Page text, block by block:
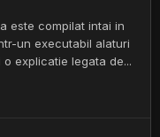
este compilat intai in
un executabil alaturi
explicatie legata de...